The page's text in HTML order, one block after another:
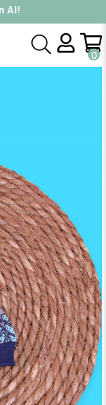
Al!
Üye Ol!
0